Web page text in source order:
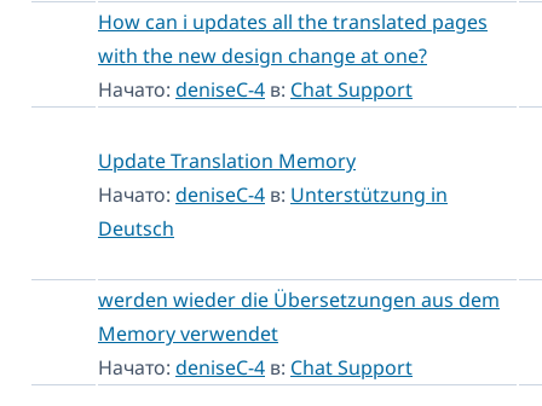
How can i updates all the translated pages
with the new design change at one?
Начато: deniseC-4 в: Chat Support
Update Translation Memory
Начато: deniseC-4 в: Unterstützung in
Deutsch
werden wieder die Übersetzungen aus dem
Memory verwendet
Начато: deniseC-4 в: Chat Support